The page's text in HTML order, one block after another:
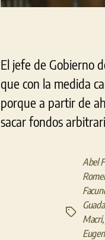
El jefe de Gobierno
que con la medida
porque a partir de
sacar fondos
Etiquetas
Abel
Macri,